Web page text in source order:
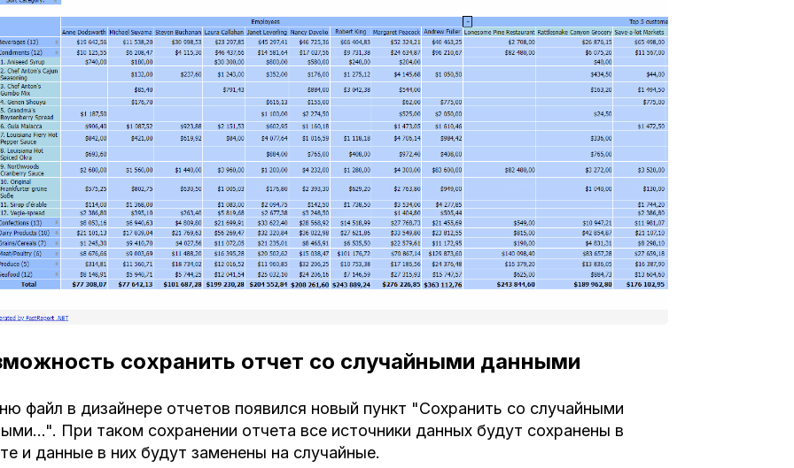
сохранить отчет со случайными данными
файл в дизайнере отчетов появился новый пункт "Сохранить со случайными
При таком сохранении отчета все источники данных будут сохранены в
и данные в них будут заменены на случайные.